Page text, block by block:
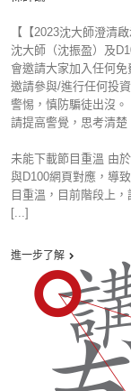
【【2023沈大師澄清啟
沈大師（沈振盈）及
會邀請大家加入任何免
邀請參與/進行任何投
警惕，慎防騙徒出沒。
請提高警覺，思考清楚
未能下載節目重溫 由
與D100網頁對應，導
目重溫，目前階段上
[...]
進一步了解